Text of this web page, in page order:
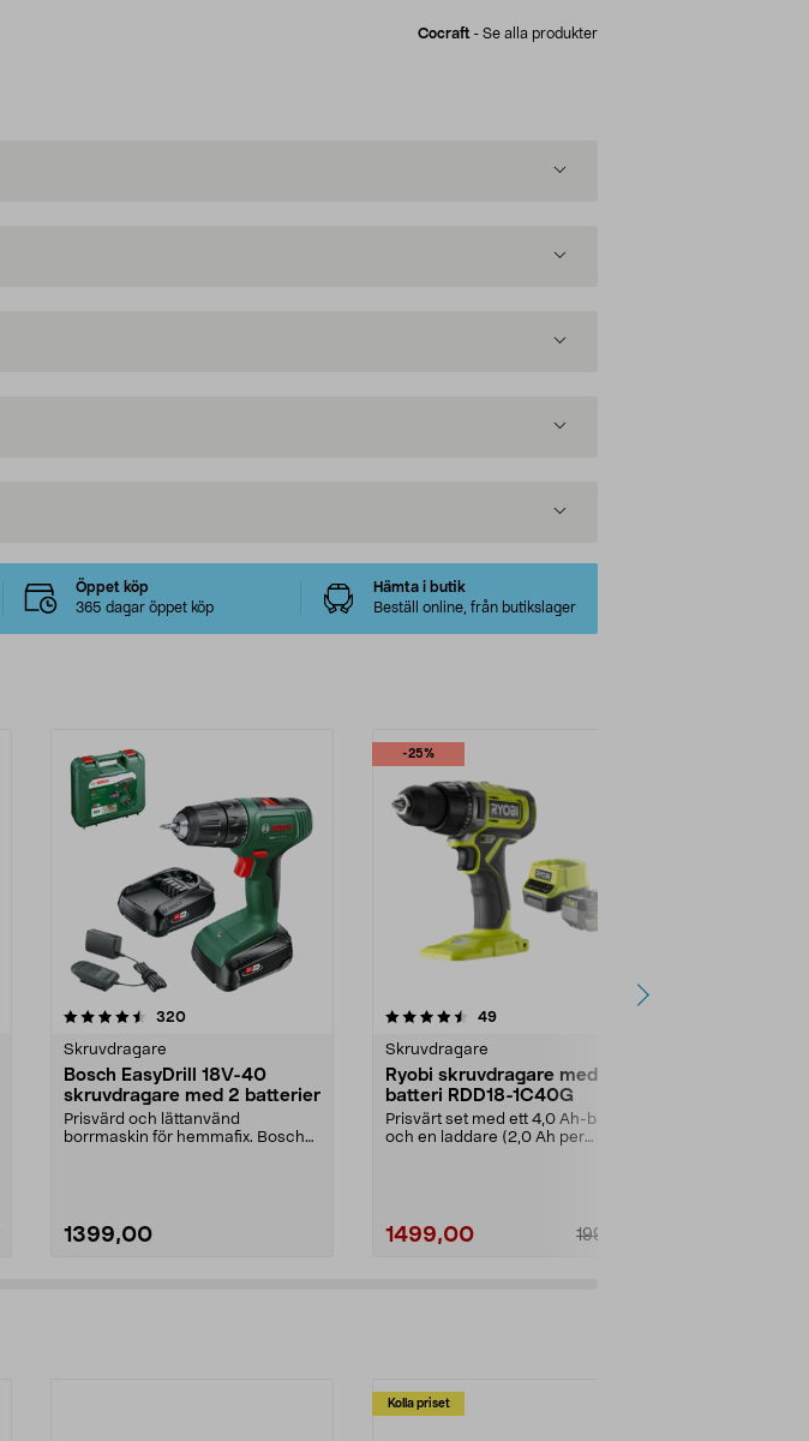
Cocraft - Se alla produkter
Öppet köp
365 dagar öppet köp
Hämta i butik
Beställ online, från butikslager
320recensioner
Skruvdragare
Bosch EasyDrill 18V-40
skruvdragare med 2 batterier
Prisvärd och lättanvänd
borrmaskin för hemmafix. Bosch
1399,00
-25%
4.5 av 5 stjärnor 49recensioner
Skruvdragare
Ryobi skruvdragare med 1
batteri RDD18-1C40G
Prisvärt set med ett 4,0 Ah-batteri
och en laddare (2,0 Ah per
1499,00 1999,00
0.0 av 5 stjärnor
Kolla priset